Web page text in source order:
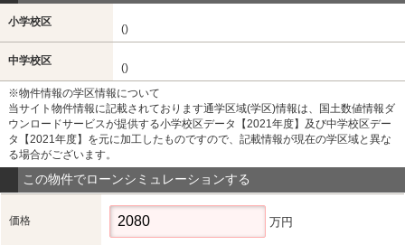
小学校区
()
中学校区
()
※物件情報の学区情報について
当サイト物件情報に記載されております通学区域(学区)情報は、国土数値情報ダ
ウンロードサービスが提供する小学校区データ【2021年度】及び中学校区デー
タ【2021年度】を元に加工したものですので、記載情報が現在の学区域と異な
る場合がございます。
この物件でローンシミュレーションする
価格 万円